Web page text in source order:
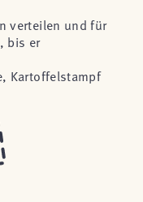
verteilen und für
bis er
Kartoffelstampf